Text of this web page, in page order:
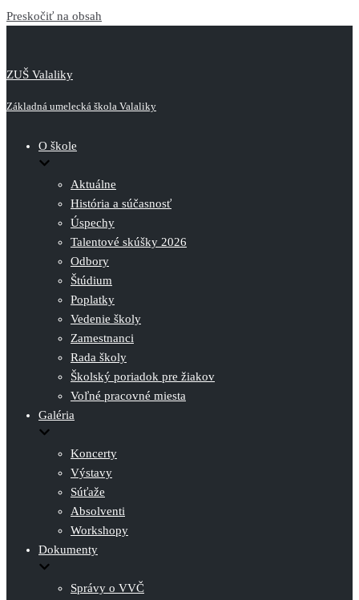
Preskočiť na obsah
ZUŠ Valaliky
Základná umelecká škola Valaliky
O škole
Aktuálne
História a súčasnosť
Úspechy
Talentové skúšky 2026
Odbory
Štúdium
Poplatky
Vedenie školy
Zamestnanci
Rada školy
Školský poriadok pre žiakov
Voľné pracovné miesta
Galéria
Koncerty
Výstavy
Súťaže
Absolventi
Workshopy
Dokumenty
Správy o VVČ